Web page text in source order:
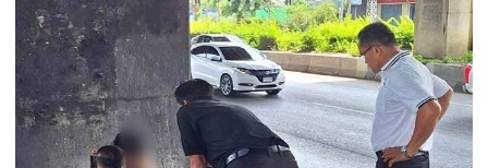
ครั้ง
เดียว!
12
สิงหาคม
แม่
เข้า
ฟรี